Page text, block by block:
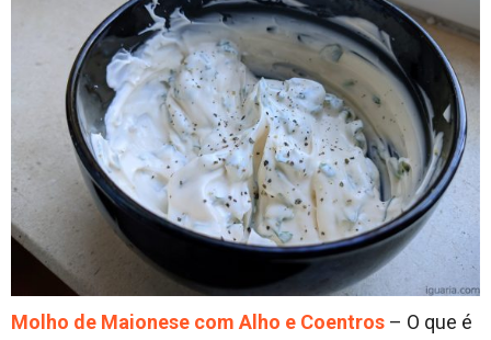
Molho de Maionese com Alho e Coentros – O que é